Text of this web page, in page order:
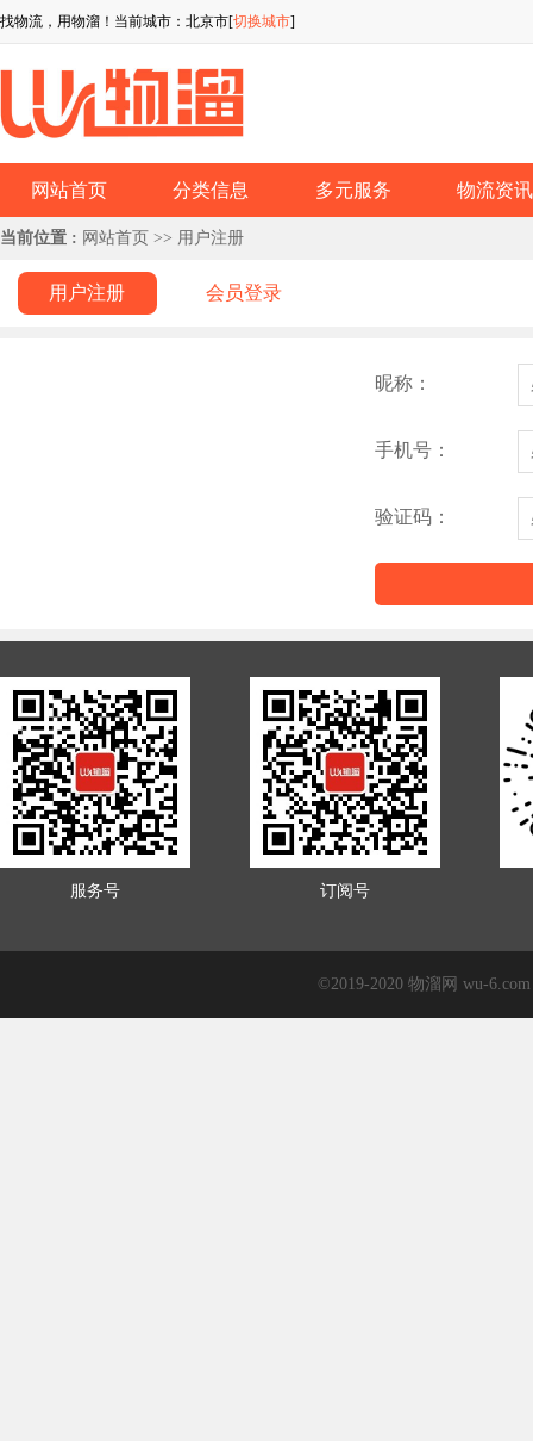
找物流，用物溜！当前城市：北京市[切换城市]
网站首页 分类信息 多元服务 物流资讯
当前位置 : 网站首页 >> 用户注册
用户注册 会员登录
昵称：
手机号：
验证码：
服务号 订阅号
©2019-2020 物溜网 wu-